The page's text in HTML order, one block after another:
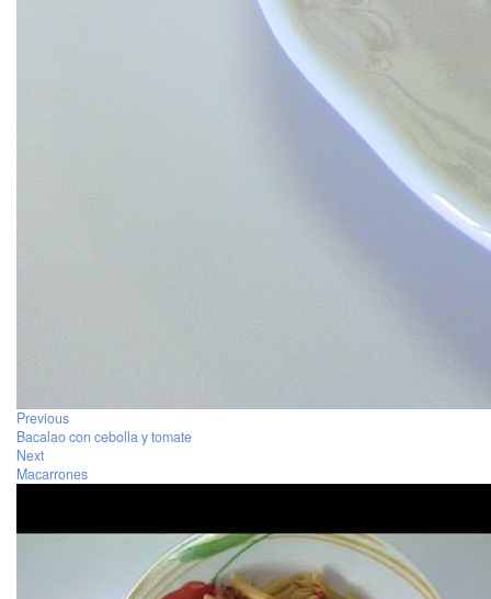
Previous
Bacalao con cebolla y tomate
Next
Macarrones